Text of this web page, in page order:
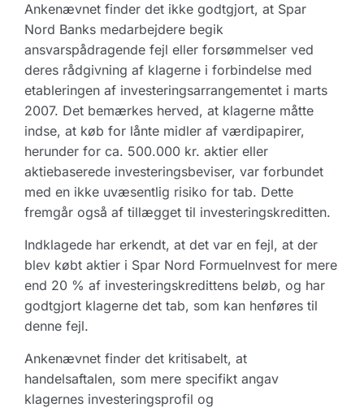
Ankenævnet finder det ikke godtgjort, at Spar
Nord Banks medarbejdere begik
ansvarspådragende fejl eller forsømmelser ved
deres rådgivning af klagerne i forbindelse med
etableringen af investeringsarrangementet i marts
2007. Det bemærkes herved, at klagerne måtte
indse, at køb for lånte midler af værdipapirer,
herunder for ca. 500.000 kr. aktier eller
aktiebaserede investeringsbeviser, var forbundet
med en ikke uvæsentlig risiko for tab. Dette
fremgår også af tillægget til investeringskreditten.
Indklagede har erkendt, at det var en fejl, at der
blev købt aktier i Spar Nord FormueInvest for mere
end 20 % af investeringskredittens beløb, og har
godtgjort klagerne det tab, som kan henføres til
denne fejl.
Ankenævnet finder det kritisabelt, at
handelsaftalen, som mere specifikt angav
klagernes investeringsprofil og